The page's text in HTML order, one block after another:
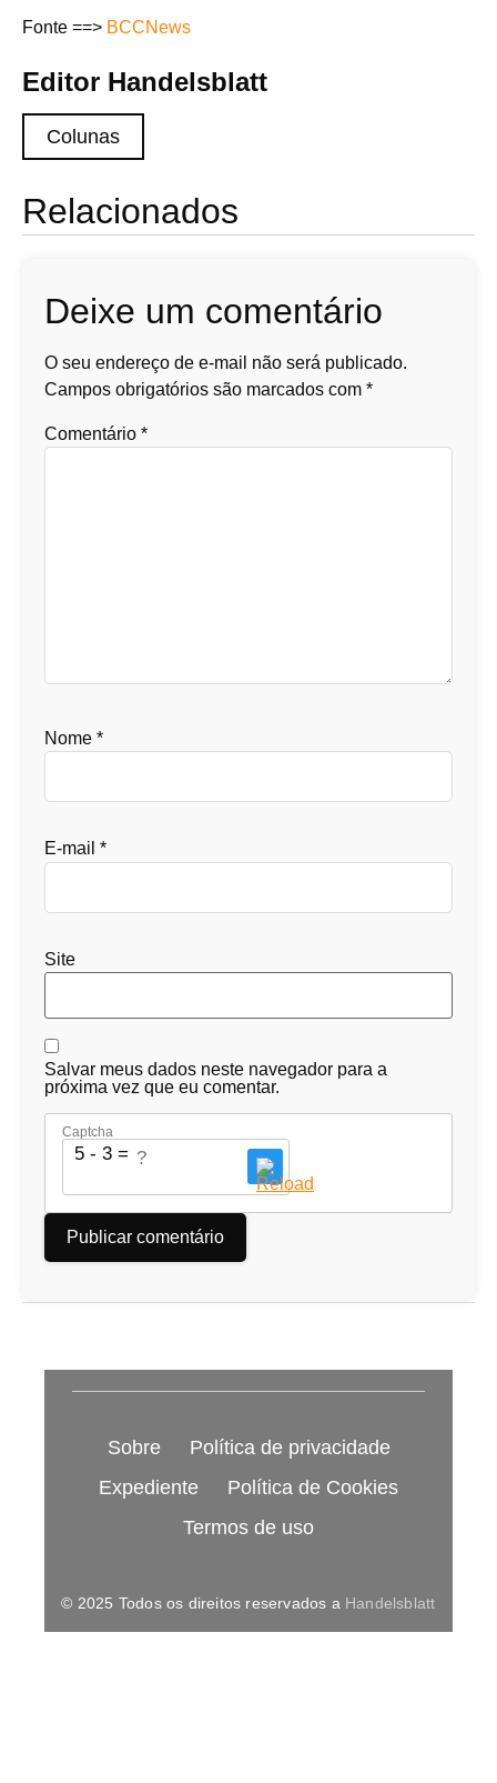
Fonte ==> BCCNews
Editor Handelsblatt
Colunas
Relacionados
Deixe um comentário
O seu endereço de e-mail não será publicado.
Campos obrigatórios são marcados com *
Comentário *
Nome *
E-mail *
Site
Salvar meus dados neste navegador para a
próxima vez que eu comentar.
Captcha
5 - 3 = ?
Sobre
Política de privacidade
Expediente
Política de Cookies
Termos de uso
© 2025 Todos os direitos reservados a Handelsblatt